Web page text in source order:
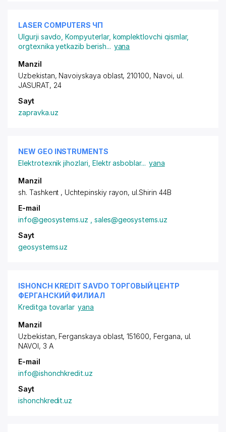
LASER COMPUTERS ЧП
Ulgurji savdo ,Kompyuterlar, komplektlovchi qismlar,
orgtexnika yetkazib berish... yana
Manzil
Uzbekistan, Navoiyskaya oblast, 210100, Navoi, ul.
JASURAT, 24
Sayt
zapravka.uz
NEW GEO INSTRUMENTS
Elektrotexnik jihozlari Elektr asboblar... yana
Manzil
sh. Tashkent , Uchtepinskiy rayon, ul.Shirin 44B
E-mail
info@geosystems.uz , sales@geosystems.uz
Sayt
geosystems.uz
ISHONCH KREDIT SAVDO ТОРГОВЫЙ ЦЕНТР
ФЕРГАНСКИЙ ФИЛИАЛ
Kreditga tovarlar yana
Manzil
Uzbekistan, Ferganskaya oblast, 151600, Fergana, ul.
NAVOI, 3 A
E-mail
info@ishonchkredit.uz
Sayt
ishonchkredit.uz